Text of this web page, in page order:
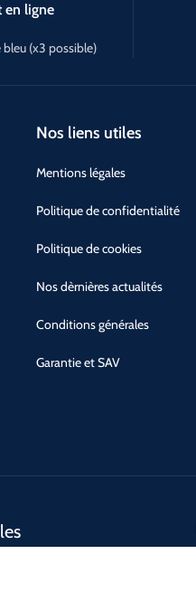
en ligne
(x3 possible)
Nos liens utiles
Mentions légales
Politique de confidentialité
Politique de cookies
Nos dèrnières actualités
Conditions générales
Garantie et SAV